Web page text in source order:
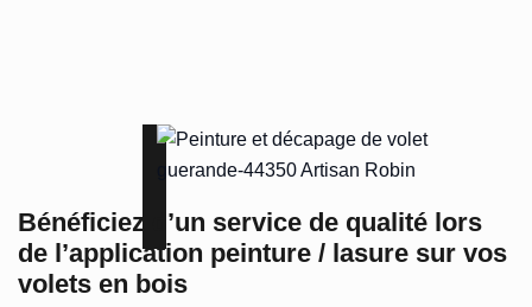
Bénéficiez d’un service de qualité lors
de l’application peinture / lasure sur vos
volets en bois